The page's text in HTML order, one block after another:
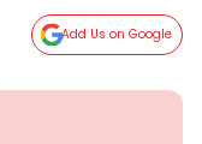
Add Us on Google